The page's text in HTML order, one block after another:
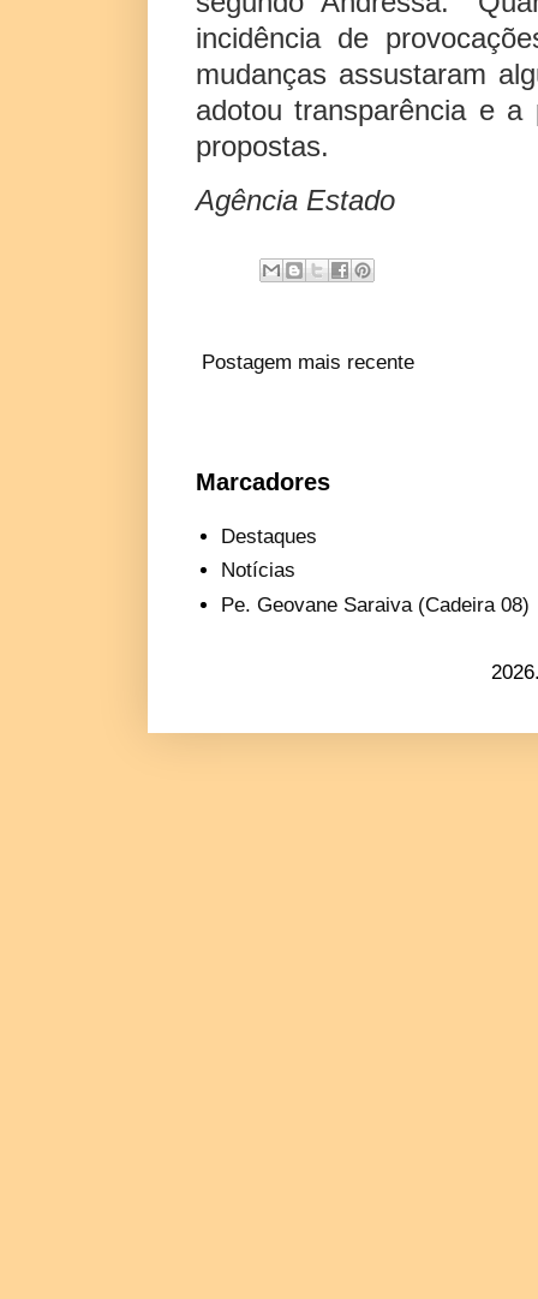
incidência de
mudanças assustaram
adotou transparência e a
propostas.
Agência Estado
Postagem mais recente
Marcadores
Destaques
Notícias
Pe. Geovane Saraiva (Cadeira 08)